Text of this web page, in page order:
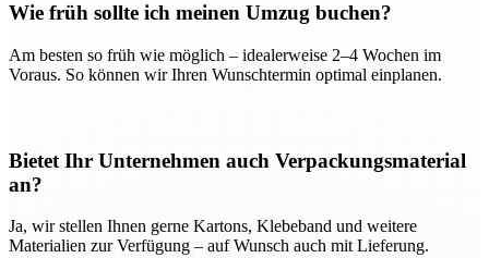
Wie früh sollte ich meinen Umzug buchen?
Am besten so früh wie möglich – idealerweise 2–4 Wochen im
Voraus. So können wir Ihren Wunschtermin optimal einplanen.
Bietet Ihr Unternehmen auch Verpackungsmaterial
an?
Ja, wir stellen Ihnen gerne Kartons, Klebeband und weitere
Materialien zur Verfügung – auf Wunsch auch mit Lieferung.